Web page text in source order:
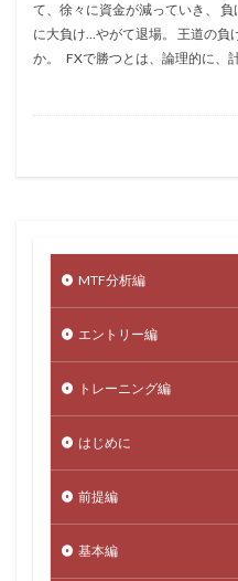
て、徐々に資金が減っていき、
に大負け…やがて退場。 王道の負
か。 FXで勝つとは、論理的に、
MTF分析編
エントリー編
トレーニング編
はじめに
前提編
基本編